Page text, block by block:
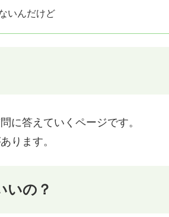
いんだけど
に答えていくページです。
ります。
いの？